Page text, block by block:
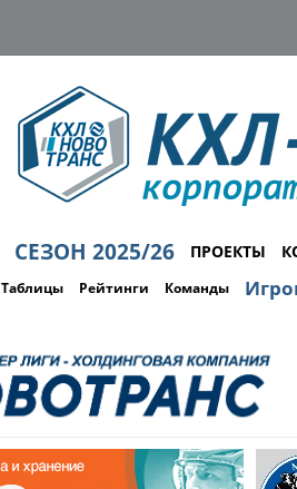
СЕЗОН 2025/26 ПРОЕКТЫ
Таблицы Рейтинги Команды